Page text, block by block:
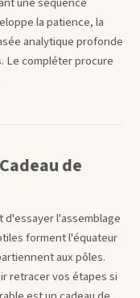
la patience, la
analytique profonde
Le compléter procure
de
d'essayer l'assemblage
forment l'équateur
aux pôles.
retracer vos étapes si